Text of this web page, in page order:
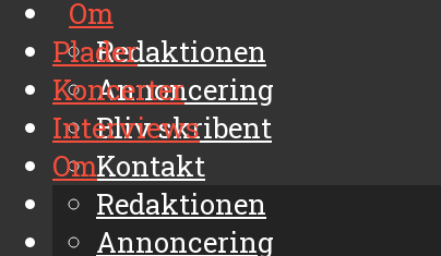
Om
Redaktionen
Annoncering
Bliv skribent
Kontakt
Arkiv
Plader
Koncerter
Interviews
Om
Redaktionen
Annoncering